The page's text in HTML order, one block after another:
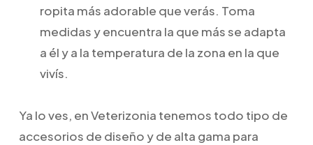
ropita más adorable que verás. Toma
medidas y encuentra la que más se adapta
a él y a la temperatura de la zona en la que
vivís.
Ya lo ves, en Veterizonia tenemos todo tipo de
accesorios de diseño y de alta gama para